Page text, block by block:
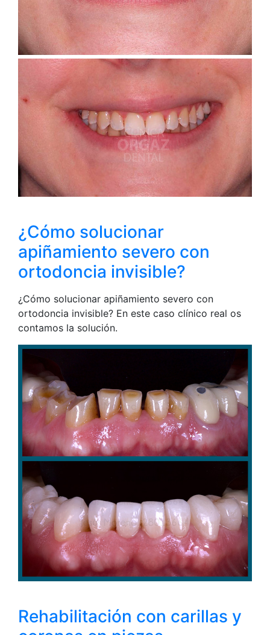
¿Cómo solucionar
apiñamiento severo con
ortodoncia invisible?
¿Cómo solucionar apiñamiento severo con
ortodoncia invisible? En este caso clínico real os
contamos la solución.
Rehabilitación con carillas y